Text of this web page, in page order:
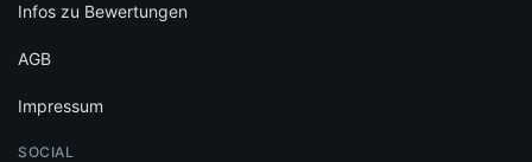
Infos zu Bewertungen
AGB
Impressum
SOCIAL